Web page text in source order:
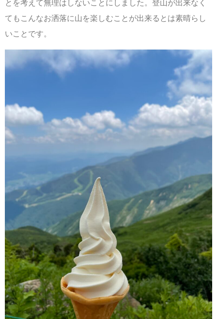
とを考えて無理はしないことにしました。登山が出来なく
てもこんなお洒落に山を楽しむことが出来るとは素晴らし
いことです。